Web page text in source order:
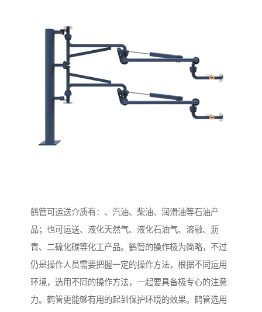
鹤管可运送介质有：、汽油、柴油、润滑油等石油产
品；也可运送、液化天然气、液化石油气、溶融、沥
青、二硫化碳等化工产品。鹤管的操作极为简略，不过
仍是操作人员需要把握一定的操作方法，根据不同运用
环境，选用不同的操作方法，一起要具备极专心的注意
力。鹤管更能够有用的起到保护环境的效果。鹤管选用